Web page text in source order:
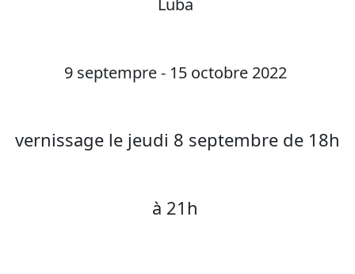
9 septempre - 15 octobre 2022
vernissage le jeudi 8 septembre de 18h
à 21h